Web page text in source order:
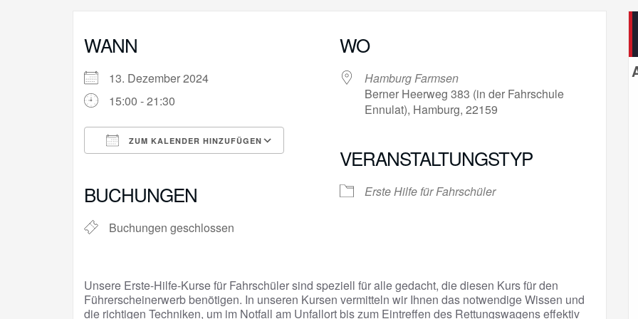
WANN
13. Dezember 2024
15:00 - 21:30
ZUM KALENDER HINZUFÜGEN
Google Kalender iCalendar
BUCHUNGEN
Buchungen geschlossen
WO
Hamburg Farmsen
Berner Heerweg 383 (in der Fahrschule
Ennulat), Hamburg, 22159
VERANSTALTUNGSTYP
Erste Hilfe für Fahrschüler
Unsere Erste-Hilfe-Kurse für Fahrschüler sind speziell für alle gedacht, die diesen Kurs für den
Führerscheinerwerb benötigen. In unseren Kursen vermitteln wir Ihnen das notwendige Wissen und
die richtigen Techniken, um im Notfall am Unfallort bis zum Eintreffen des Rettungswagens effektiv